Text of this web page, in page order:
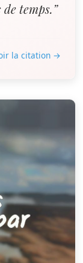
temps.”
la citation →